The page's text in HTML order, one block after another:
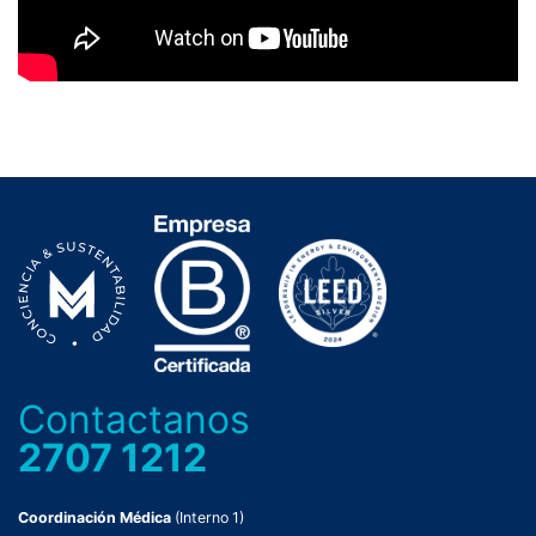
Contactanos
2707 1212
Coordinación Médica (Interno 1)